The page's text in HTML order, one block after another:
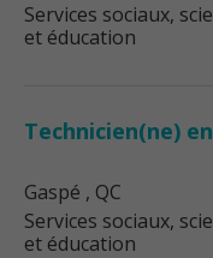
Services sociaux,
et éducation
Technicien(ne)
Gaspé , QC
Services sociaux,
et éducation